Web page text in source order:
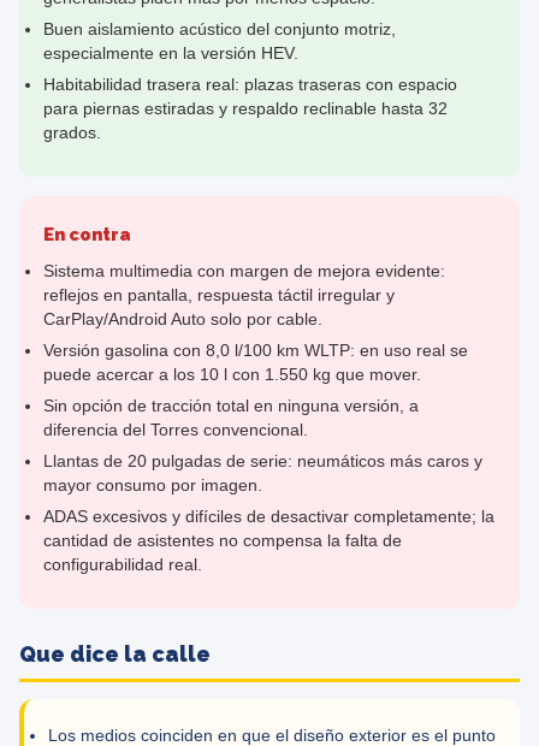
Buen aislamiento acústico del conjunto motriz,
especialmente en la versión HEV.
Habitabilidad trasera real: plazas traseras con espacio
para piernas estiradas y respaldo reclinable hasta 32
grados.
En contra
Sistema multimedia con margen de mejora evidente:
reflejos en pantalla, respuesta táctil irregular y
CarPlay/Android Auto solo por cable.
Versión gasolina con 8,0 l/100 km WLTP: en uso real se
puede acercar a los 10 l con 1.550 kg que mover.
Sin opción de tracción total en ninguna versión, a
diferencia del Torres convencional.
Llantas de 20 pulgadas de serie: neumáticos más caros y
mayor consumo por imagen.
ADAS excesivos y difíciles de desactivar completamente; la
cantidad de asistentes no compensa la falta de
configurabilidad real.
Que dice la calle
Los medios coinciden en que el diseño exterior es el punto